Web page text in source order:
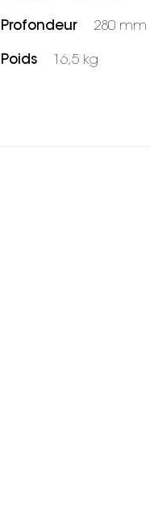
Profondeur 280 mm
Poids 16,5 kg